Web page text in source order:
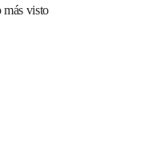
más visto